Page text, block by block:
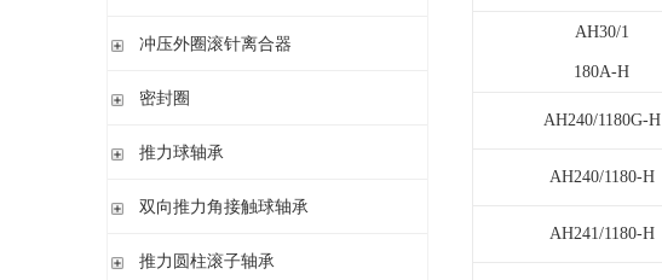
开式、满装滚针单元、无密封
无内圈
带内圈 开式
带内圈 密封
无挡边无内圈 开式
调心 有/无内圈
冲压外圈滚针离合器
不带轴承 带滚花或不带滚花
密封圈
密封圈
推力球轴承
单向推力球轴承
双向推力角接触球轴承
双向推力角接触球轴承
推力圆柱滚子轴承
AH30/1
180A-H
AH240/1180G-H
AH240/1180-H
AH241/1180-H